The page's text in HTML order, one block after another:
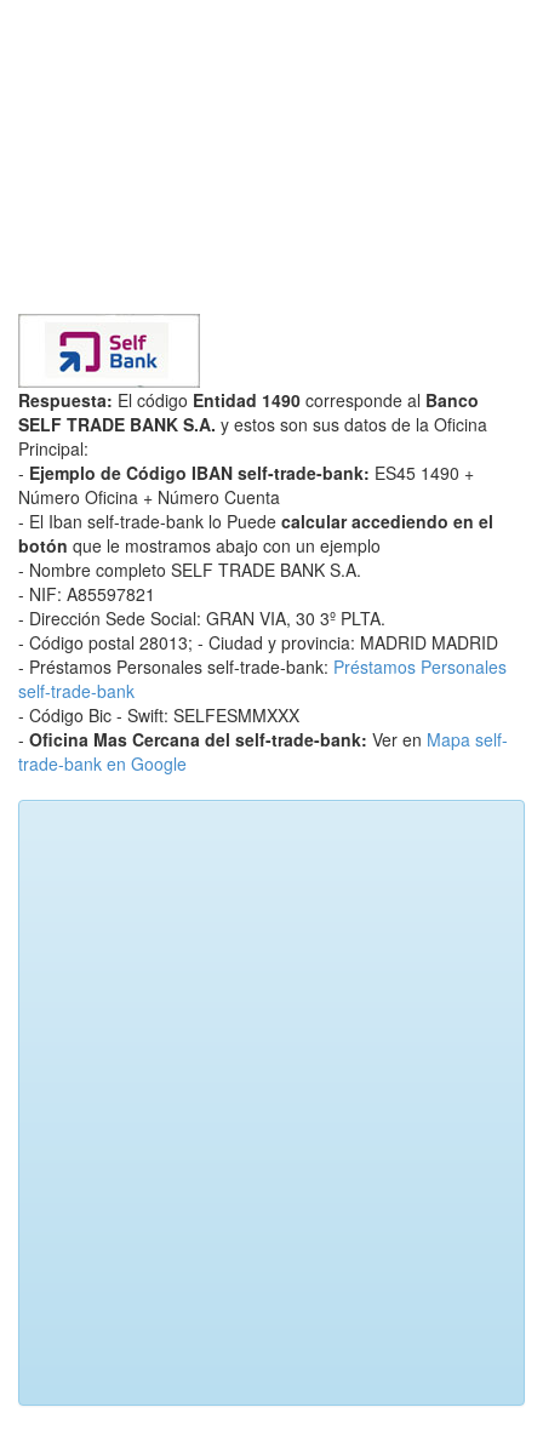
Respuesta: El código Entidad 1490 corresponde al Banco
SELF TRADE BANK S.A. y estos son sus datos de la Oficina
Principal:
- Ejemplo de Código IBAN self-trade-bank: ES45 1490 +
Número Oficina + Número Cuenta
- El Iban self-trade-bank lo Puede calcular accediendo en el
botón que le mostramos abajo con un ejemplo
- Nombre completo SELF TRADE BANK S.A.
- NIF: A85597821
- Dirección Sede Social: GRAN VIA, 30 3º PLTA.
- Código postal 28013; - Ciudad y provincia: MADRID MADRID
- Préstamos Personales self-trade-bank: Préstamos Personales
self-trade-bank
- Código Bic - Swift: SELFESMMXXX
- Oficina Mas Cercana del self-trade-bank: Ver en Mapa self-
trade-bank en Google